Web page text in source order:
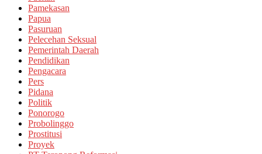
Pamekasan
Papua
Pasuruan
Pelecehan Seksual
Pemerintah Daerah
Pendidikan
Pengacara
Pers
Pidana
Politik
Ponorogo
Probolinggo
Prostitusi
Proyek